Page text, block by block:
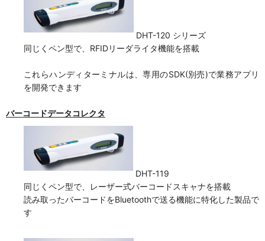
DHT-120 シリーズ
同じくペン型で、RFIDリーダライタ機能を搭載
これらハンディターミナルは、専用のSDK(別売)で業務アプリ
を開発できます
バーコードデータコレクタ
DHT-119
同じくペン型で、レーザー式バーコードスキャナを搭載
読み取ったバーコードをBluetoothで送る機能に特化した製品で
す